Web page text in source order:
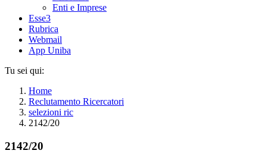
Enti e Imprese
Esse3
Rubrica
Webmail
App Uniba
Tu sei qui:
Home
Reclutamento Ricercatori
selezioni ric
2142/20
2142/20